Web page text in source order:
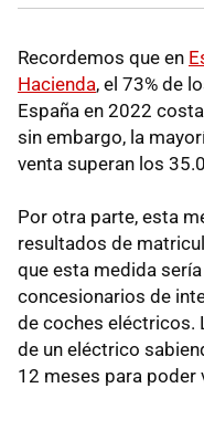
Recordemos que en
Hacienda, el 73% de
España en 2022
sin embargo, la
venta superan los
Por otra parte, esta
resultados de
que esta medida
concesionarios de
de coches eléctricos.
de un eléctrico
12 meses para poder